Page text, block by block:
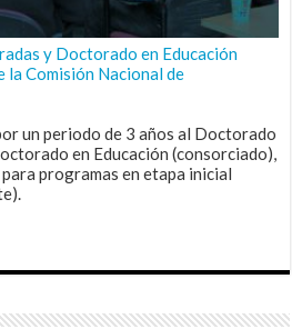
y Doctorado en Educación
Comisión Nacional de
un periodo de 3 años al Doctorado
en Educación (consorciado),
programas en etapa inicial